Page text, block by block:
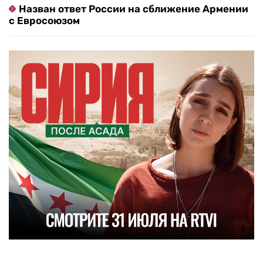
Назван ответ России на сближение Армении
с Евросоюзом